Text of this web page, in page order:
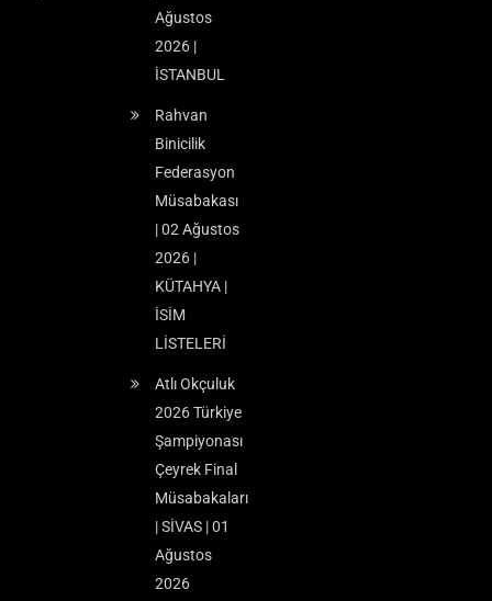
Ağustos
2026 |
İSTANBUL
Rahvan
Binicilik
Federasyon
Müsabakası
| 02 Ağustos
2026 |
KÜTAHYA |
İSİM
LİSTELERİ
Atlı Okçuluk
2026 Türkiye
Şampiyonası
Çeyrek Final
Müsabakaları
| SİVAS | 01
Ağustos
2026